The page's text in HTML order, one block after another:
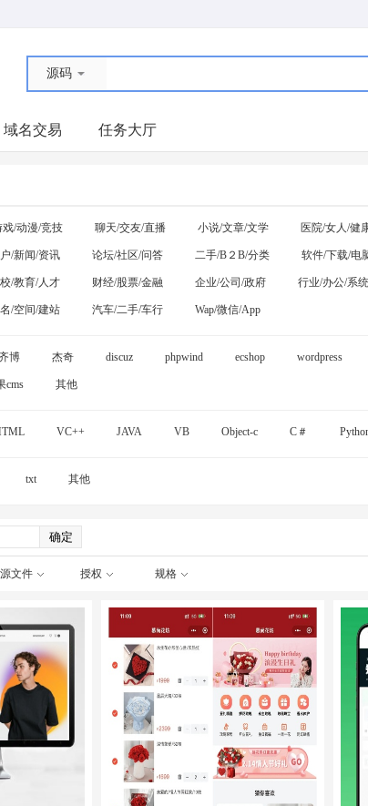
源码
域名交易 任务大厅
戏/动漫/竞技 聊天/交友/直播 小说/文章/文学 医院/女人/健
/新闻/资讯 论坛/社区/问答 二手/B２B/分类 软件/下载/电
/教育/人才 财经/股票/金融 企业/公司/政府 行业/办公/系统
/空间/建站 汽车/二手/车行 Wap/微信/App
博 杰奇 discuz phpwind ecshop wordpress
cms 其他
VC++ JAVA VB Object-c C＃
txt 其他
源文件 授权 规格